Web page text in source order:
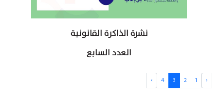
نشرة الذاكرة القانونية
العدد السابع
‹
1
2
3
4
›